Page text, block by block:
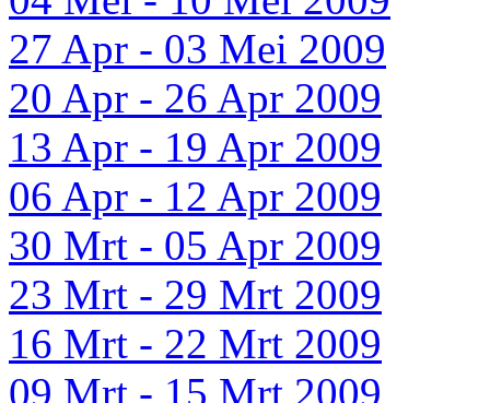
27 Apr - 03 Mei 2009
20 Apr - 26 Apr 2009
13 Apr - 19 Apr 2009
06 Apr - 12 Apr 2009
30 Mrt - 05 Apr 2009
23 Mrt - 29 Mrt 2009
16 Mrt - 22 Mrt 2009
09 Mrt - 15 Mrt 2009